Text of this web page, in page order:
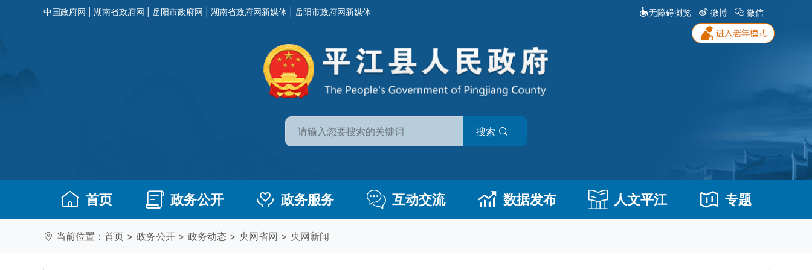
中国政府网 湖南省政府网 岳阳市政府网 湖南省政府网新媒体 岳阳市政府网新媒体 无障碍浏览 微博 微信
搜索
首页 政务公开 政务服务 互动交流 数据发布 人文平江 专题
当前位置： 首页 > 政务公开 > 政务动态 > 央网省网 > 央网新闻